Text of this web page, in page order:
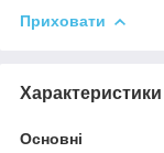
Приховати
Характеристики
Основні